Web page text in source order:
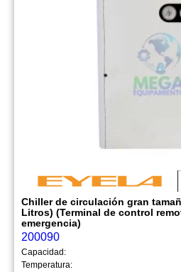
Chiller de circulación gran
Litros) (Terminal de control
emergencia)
200090
Capacidad:
Temperatura: